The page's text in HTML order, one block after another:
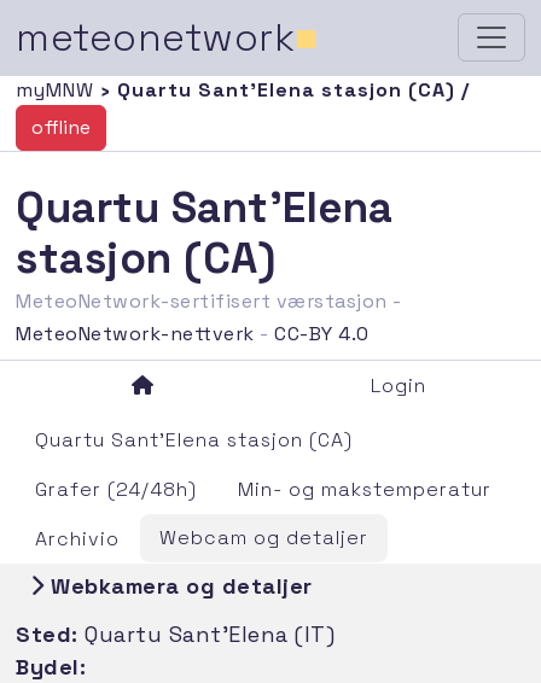
meteonetwork■
myMNW › Quartu Sant'Elena stasjon (CA) /
offline
Quartu Sant'Elena
stasjon (CA)
MeteoNetwork-sertifisert værstasjon -
MeteoNetwork-nettverk -CC-BY 4.0
Login
Quartu Sant'Elena stasjon (CA)
Grafer (24/48h)
Min- og makstemperatur
Archivio
Webcam og detaljer
Webkamera og detaljer
Sted: Quartu Sant'Elena (IT)
Bydel: